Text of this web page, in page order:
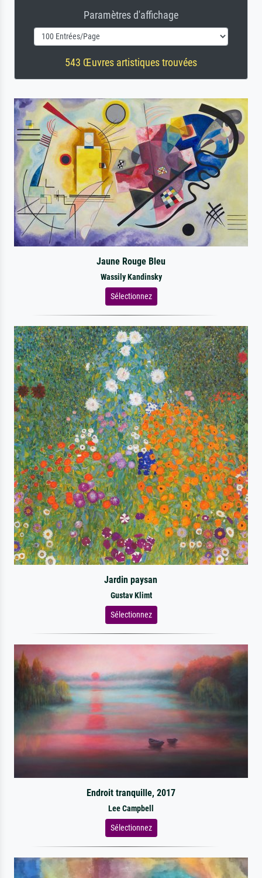
Paramètres d'affichage
543 Œuvres artistiques trouvées
Jaune Rouge Bleu
Wassily Kandinsky
Sélectionnez
Jardin paysan
Gustav Klimt
Sélectionnez
Endroit tranquille, 2017
Lee Campbell
Sélectionnez